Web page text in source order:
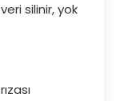
silinir, yok